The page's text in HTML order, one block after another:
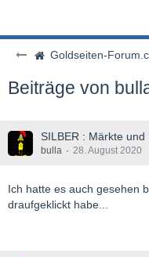
Goldseiten-Forum.com |
Beiträge von
SILBER : Märkte
bulla 28. August 2020
Ich hatte es auch gesehen
draufgeklickt habe...